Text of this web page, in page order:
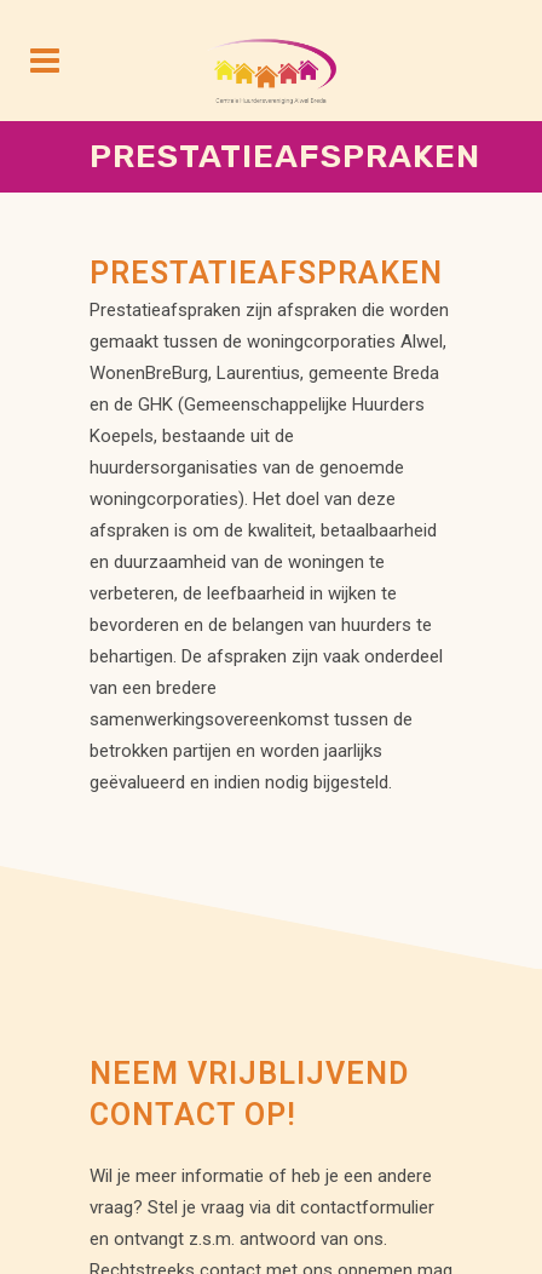
PRESTATIEAFSPRAKEN
PRESTATIEAFSPRAKEN
Prestatieafspraken zijn afspraken die worden
gemaakt tussen de woningcorporaties Alwel,
WonenBreBurg, Laurentius, gemeente Breda
en de GHK (Gemeenschappelijke Huurders
Koepels, bestaande uit de
huurdersorganisaties van de genoemde
woningcorporaties). Het doel van deze
afspraken is om de kwaliteit, betaalbaarheid
en duurzaamheid van de woningen te
verbeteren, de leefbaarheid in wijken te
bevorderen en de belangen van huurders te
behartigen. De afspraken zijn vaak onderdeel
van een bredere
samenwerkingsovereenkomst tussen de
betrokken partijen en worden jaarlijks
geëvalueerd en indien nodig bijgesteld.
NEEM VRIJBLIJVEND
CONTACT OP!
Wil je meer informatie of heb je een andere
vraag? Stel je vraag via dit contactformulier
en ontvangt z.s.m. antwoord van ons.